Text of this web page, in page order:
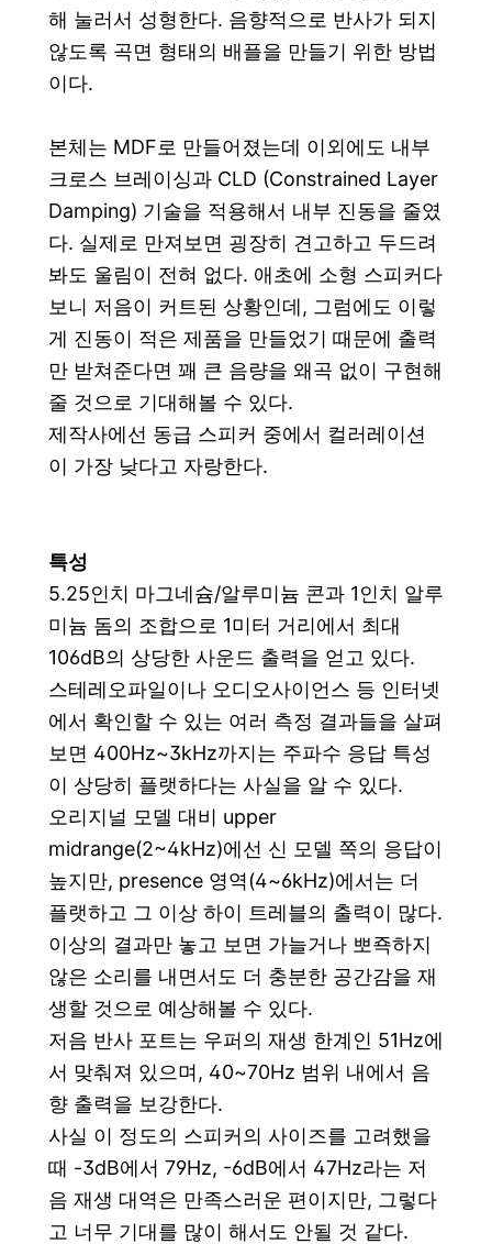
해 눌러서 성형한다. 음향적으로 반사가 되지
않도록 곡면 형태의 배플을 만들기 위한 방법
이다.
본체는 MDF로 만들어졌는데 이외에도 내부
크로스 브레이싱과 CLD (Constrained Layer
Damping) 기술을 적용해서 내부 진동을 줄였
다. 실제로 만져보면 굉장히 견고하고 두드려
봐도 울림이 전혀 없다. 애초에 소형 스피커다
보니 저음이 커트된 상황인데, 그럼에도 이렇
게 진동이 적은 제품을 만들었기 때문에 출력
만 받쳐준다면 꽤 큰 음량을 왜곡 없이 구현해
줄 것으로 기대해볼 수 있다.
제작사에선 동급 스피커 중에서 컬러레이션
이 가장 낮다고 자랑한다.
특성
5.25인치 마그네슘/알루미늄 콘과 1인치 알루
미늄 돔의 조합으로 1미터 거리에서 최대
106dB의 상당한 사운드 출력을 얻고 있다.
스테레오파일이나 오디오사이언스 등 인터넷
에서 확인할 수 있는 여러 측정 결과들을 살펴
보면 400Hz~3kHz까지는 주파수 응답 특성
이 상당히 플랫하다는 사실을 알 수 있다.
오리지널 모델 대비 upper
midrange(2~4kHz)에선 신 모델 쪽의 응답이
높지만, presence 영역(4~6kHz)에서는 더
플랫하고 그 이상 하이 트레블의 출력이 많다.
이상의 결과만 놓고 보면 가늘거나 뽀죡하지
않은 소리를 내면서도 더 충분한 공간감을 재
생할 것으로 예상해볼 수 있다.
저음 반사 포트는 우퍼의 재생 한계인 51Hz에
서 맞춰져 있으며, 40~70Hz 범위 내에서 음
향 출력을 보강한다.
사실 이 정도의 스피커의 사이즈를 고려했을
때 -3dB에서 79Hz, -6dB에서 47Hz라는 저
음 재생 대역은 만족스러운 편이지만, 그렇다
고 너무 기대를 많이 해서도 안될 것 같다.